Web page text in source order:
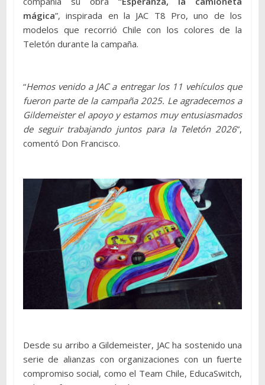
mágica”, inspirada en la JAC T8 Pro, uno de los
modelos que recorrió Chile con los colores de la
Teletón durante la campaña.
“Hemos venido a JAC a entregar los 11 vehículos que
fueron parte de la campaña 2025. Le agradecemos a
Gildemeister el apoyo y estamos muy entusiasmados
de seguir trabajando juntos para la Teletón 2026”,
comentó Don Francisco.
Desde su arribo a Gildemeister, JAC ha sostenido una
serie de alianzas con organizaciones con un fuerte
compromiso social, como el Team Chile, EducaSwitch,